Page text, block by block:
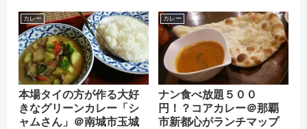
カレー
本場タイの方が作る大好
きなグリーンカレー「シ
ャムさん」＠南城市玉城
カレー
ナン食べ放題５００
円！？コアカレー＠那覇
市新都心がランチマップ